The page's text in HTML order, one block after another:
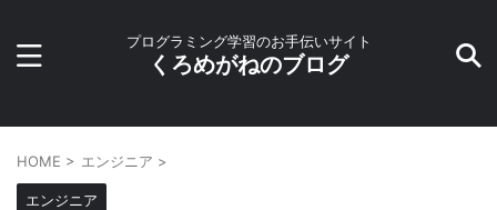
プログラミング学習のお手伝いサイト
くろめがねのブログ
HOME > エンジニア >
エンジニア